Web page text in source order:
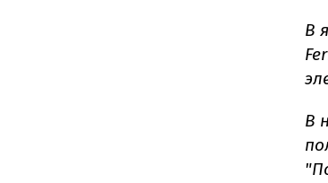
В
В